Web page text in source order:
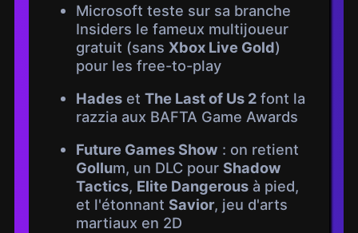
Microsoft teste sur sa branche
Insiders le fameux multijoueur
gratuit (sans Xbox Live Gold)
pour les free-to-play
Hadeset The Last of Us 2font la
razzia aux BAFTA Game Awards
Future Games Show : on retient
Gollum, un DLC pour Shadow
Tactics, Elite Dangerousà pied,
et l'étonnant Savior, jeu d'arts
martiaux en 2D